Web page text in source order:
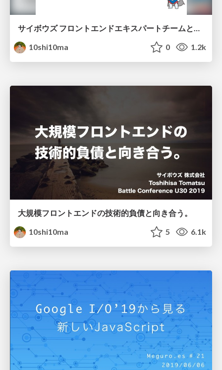
サイボウズ フロントエンドエキスパートチームとOSSの管理について
10shi10ma
0 1.2k
大規模フロントエンドの技術的負債と向き合う。
10shi10ma
5 6.1k